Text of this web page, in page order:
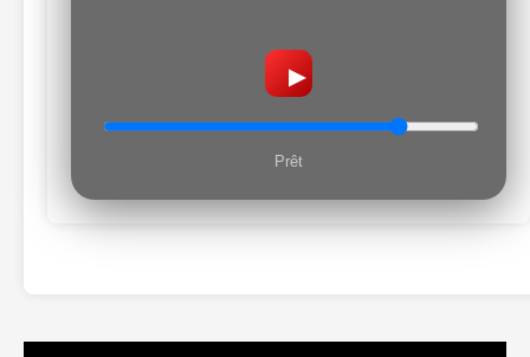
▶
Prêt